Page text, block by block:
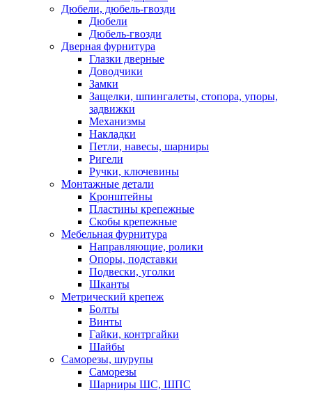
Дюбели, дюбель-гвозди
Дюбели
Дюбель-гвозди
Дверная фурнитура
Глазки дверные
Доводчики
Замки
Защелки, шпингалеты, стопора, упоры,
задвижки
Механизмы
Накладки
Петли, навесы, шарниры
Ригели
Ручки, ключевины
Монтажные детали
Кронштейны
Пластины крепежные
Скобы крепежные
Мебельная фурнитура
Направляющие, ролики
Опоры, подставки
Подвески, уголки
Шканты
Метрический крепеж
Болты
Винты
Гайки, контргайки
Шайбы
Саморезы, шурупы
Саморезы
Шарниры ШС, ШПС